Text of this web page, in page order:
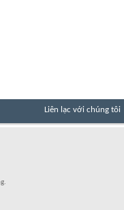
Liên lạc với chúng tôi